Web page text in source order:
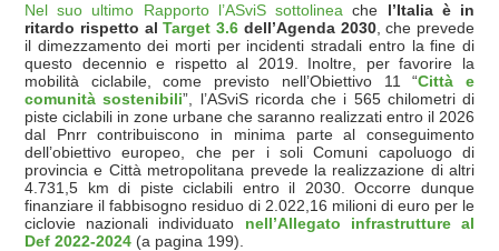
Nel suo ultimo Rapporto l’ASviS sottolinea che l’Italia è in
ritardo rispetto alTarget 3.6 dell’Agenda 2030, che prevede
il dimezzamento dei morti per incidenti stradali entro la fine di
questo decennio e rispetto al 2019. Inoltre, per favorire la
mobilità ciclabile, come previsto nell’Obiettivo 11 “Città e
comunità sostenibili”, l’ASviS ricorda che i 565 chilometri di
piste ciclabili in zone urbane che saranno realizzati entro il 2026
dal Pnrr contribuiscono in minima parte al conseguimento
dell’obiettivo europeo, che per i soli Comuni capoluogo di
provincia e Città metropolitana prevede la realizzazione di altri
4.731,5 km di piste ciclabili entro il 2030. Occorre dunque
finanziare il fabbisogno residuo di 2.022,16 milioni di euro per le
ciclovie nazionali individuato nell’Allegato infrastrutture al
Def 2022-2024 (a pagina 199).